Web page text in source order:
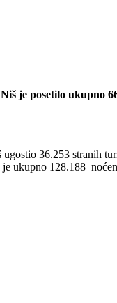
je posetilo ukupno
36.253 stranih
ukupno 128.188